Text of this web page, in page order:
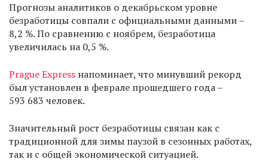
Прогнозы аналитиков о декабрьском уровне
безработицы совпали с официальными данными –
8,2 %. По сравнению с ноябрем, безработица
увеличилась на 0,5 %.
Prague Express напоминает, что минувший рекорд
был установлен в феврале прошедшего года –
593 683 человек.
Значительный рост безработицы связан как с
традиционной для зимы паузой в сезонных работах,
так и с общей экономической ситуацией.